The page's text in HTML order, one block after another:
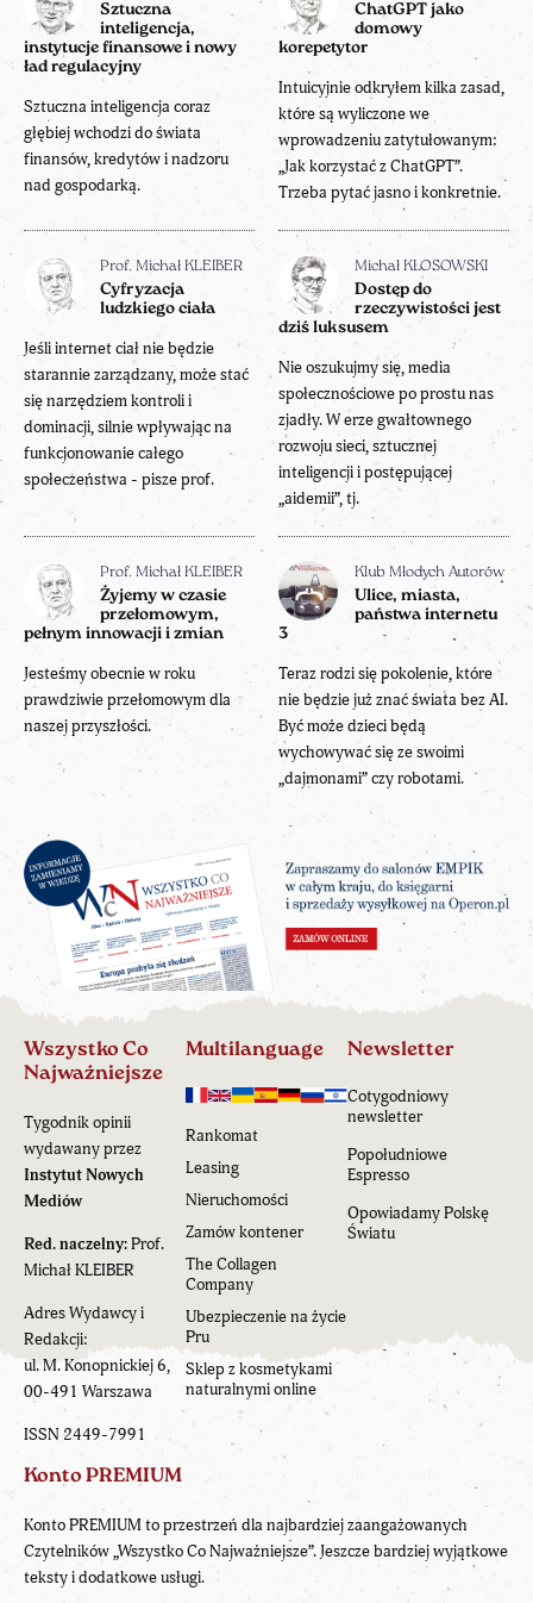
Sztuczna
inteligencja,
instytucje finansowe i nowy
ład regulacyjny
Sztuczna inteligencja coraz
głębiej wchodzi do świata
finansów, kredytów i nadzoru
nad gospodarką.
ChatGPT jako
domowy
korepetytor
Intuicyjnie odkryłem kilka zasad,
które są wyliczone we
wprowadzeniu zatytułowanym:
„Jak korzystać z ChatGPT”.
Trzeba pytać jasno i konkretnie.
Prof. Michał KLEIBER
Cyfryzacja
ludzkiego ciała
Jeśli internet ciał nie będzie
starannie zarządzany, może stać
się narzędziem kontroli i
dominacji, silnie wpływając na
funkcjonowanie całego
społeczeństwa - pisze prof.
Michał KŁOSOWSKI
Dostęp do
rzeczywistości jest
dziś luksusem
Nie oszukujmy się, media
społecznościowe po prostu nas
zjadły. W erze gwałtownego
rozwoju sieci, sztucznej
inteligencji i postępującej
„aidemii”, tj.
Prof. Michał KLEIBER
Żyjemy w czasie
przełomowym,
pełnym innowacji i zmian
Jesteśmy obecnie w roku
prawdziwie przełomowym dla
naszej przyszłości.
Klub Młodych Autorów
Ulice, miasta,
państwa internetu
3
Teraz rodzi się pokolenie, które
nie będzie już znać świata bez AI.
Być może dzieci będą
wychowywać się ze swoimi
„dajmonami” czy robotami.
Wszystko Co
Najważniejsze
Tygodnik opinii
wydawany przez
Instytut Nowych
Mediów
Red. naczelny:Prof.
Michał KLEIBER
Adres Wydawcy i
Redakcji:
ul. M. Konopnickiej 6,
00-491 Warszawa
ISSN 2449-7991
Multilanguage
Rankomat
Leasing
Nieruchomości
Zamów kontener
The Collagen
Company
Ubezpieczenie na życie
Pru
Sklep z kosmetykami
naturalnymi online
Newsletter
Cotygodniowy
newsletter
Popołudniowe
Espresso
Opowiadamy Polskę
Światu
Konto PREMIUM
Konto PREMIUM to przestrzeń dla najbardziej zaangażowanych
Czytelników „Wszystko Co Najważniejsze”. Jeszcze bardziej wyjątkowe
teksty i dodatkowe usługi.